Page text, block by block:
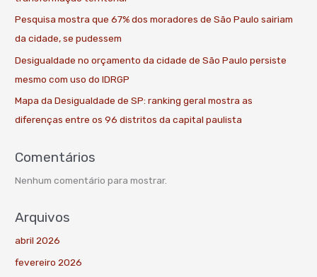
Pesquisa mostra que 67% dos moradores de São Paulo sairiam
da cidade, se pudessem
Desigualdade no orçamento da cidade de São Paulo persiste
mesmo com uso do IDRGP
Mapa da Desigualdade de SP: ranking geral mostra as
diferenças entre os 96 distritos da capital paulista
Comentários
Nenhum comentário para mostrar.
Arquivos
abril 2026
fevereiro 2026